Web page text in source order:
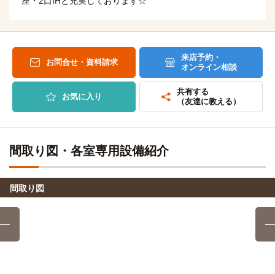
名古屋市立大学(桜山（川澄）キャンパス)
「塩釜口」駅→（地下鉄鶴舞線7分）→「御器所」駅→（乗り
電車
26分
「原」→（地下鉄鶴舞線4分）→「赤池」駅→（名鉄豊田線
「塩釜口」駅→（地下鉄鶴舞線9分）→「赤池」→（名鉄豊田
お問合せ・資料請求
来店予約・
オンライン相談
お気に入り
共有する
（友達に教える）
間取り図・各室専用設備紹介
間取り図